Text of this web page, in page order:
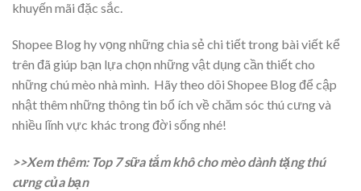
khuyến mãi đặc sắc.
Shopee Bloghy vọng những chia sẻ chi tiết trong bài viết kể
trên đã giúp bạn lựa chọn những vật dụng cần thiết cho
những chú mèo nhà mình. Hãy theo dõi Shopee Blog để cập
nhật thêm những thông tin bổ ích về chăm sóc thú cưngvà
nhiều lĩnh vực khác trong đời sống nhé!
>>Xem thêm: Top 7 sữa tắm khô cho mèo dành tặng thú
cưng của bạn